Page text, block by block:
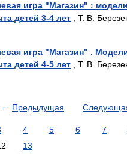
игра "Магазин" :
детей 3-4 лет , Т. В.
игра "Магазин" .
детей 4-5 лет , Т. В.
← Предыдущая
4 5 6 7
13